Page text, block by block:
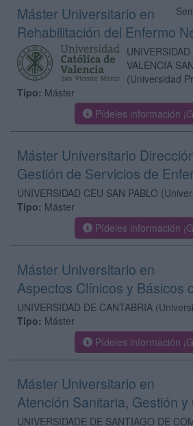
Máster Universitario en
Rehabilitación del Enfermo
VALENCIA
(Universidad
Tipo: Máster
Pídeles información
Máster Universitario
Gestión de Servicios de
UNIVERSIDAD CEU SAN PABLO
Tipo: Máster
Pídeles información
Máster Universitario en
Aspectos Clínicos y Básicos
UNIVERSIDAD DE CANTABRIA
Tipo: Máster
Pídeles información
Máster Universitario en
Atención Sanitaria, Gestión y
UNIVERSIDADE DE SANTIAGO DE